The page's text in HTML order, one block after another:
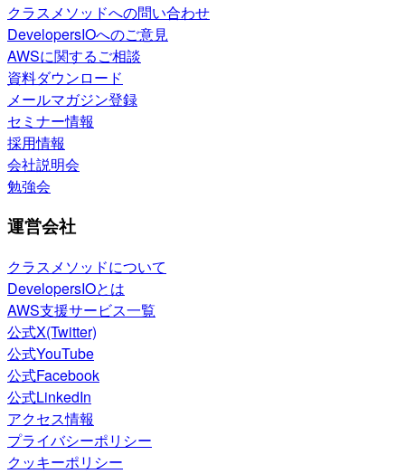
クラスメソッドへの問い合わせ
DevelopersIOへのご意見
AWSに関するご相談
資料ダウンロード
メールマガジン登録
セミナー情報
採用情報
会社説明会
勉強会
運営会社
クラスメソッドについて
DevelopersIOとは
AWS支援サービス一覧
公式X(Twitter)
公式YouTube
公式Facebook
公式LinkedIn
アクセス情報
プライバシーポリシー
クッキーポリシー